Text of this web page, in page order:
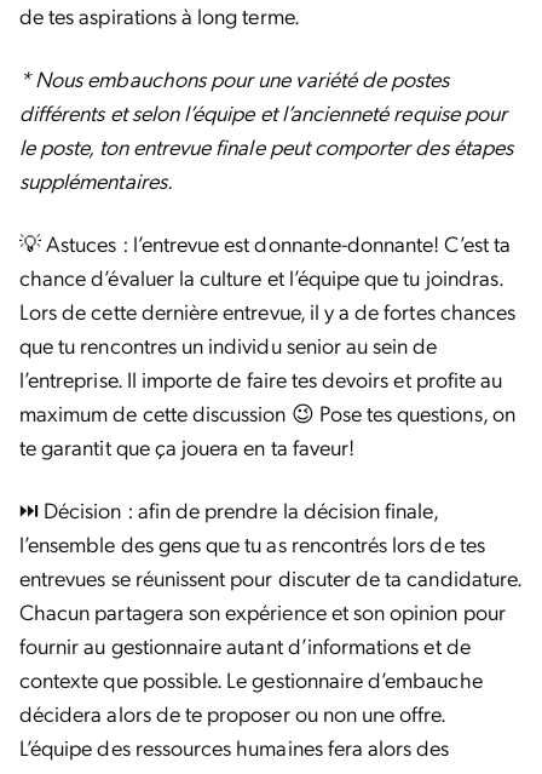
de tes aspirations à long terme.
* Nous embauchons pour une variété de postes
différents et selon l’équipe et l’ancienneté requise pour
le poste, ton entrevue finale peut comporter des étapes
supplémentaires.
💡 Astuces : l’entrevue est donnante-donnante! C’est ta
chance d’évaluer la culture et l’équipe que tu joindras.
Lors de cette dernière entrevue, il y a de fortes chances
que tu rencontres un individu senior au sein de
l’entreprise. Il importe de faire tes devoirs et profite au
maximum de cette discussion 😉 Pose tes questions, on
te garantit que ça jouera en ta faveur!
⏭️ Décision : afin de prendre la décision finale,
l’ensemble des gens que tu as rencontrés lors de tes
entrevues se réunissent pour discuter de ta candidature.
Chacun partagera son expérience et son opinion pour
fournir au gestionnaire autant d’informations et de
contexte que possible. Le gestionnaire d’embauche
décidera alors de te proposer ou non une offre.
L’équipe des ressources humaines fera alors des